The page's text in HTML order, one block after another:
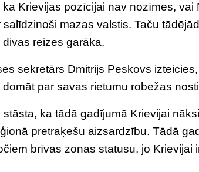
Krievijas pozīcijai nav nozīmes,
salīdzinoši mazas valstis. Taču
reizes garāka.
sekretārs Dmitrijs Peskovs
domāt par savas rietumu robežas
stāsta, ka tādā gadījumā Krievijai
pretraķešu aizsardzību. Tādā
brīvas zonas statusu, jo Krievijai